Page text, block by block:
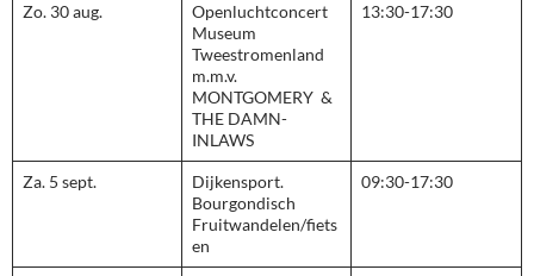
Zo. 30 aug.
Openluchtconcert
Museum
Tweestromenland
m.m.v.
MONTGOMERY &
THE DAMN-
INLAWS
13:30-17:30
Za. 5 sept.
Dijkensport.
Bourgondisch
Fruitwandelen/fiets
en
09:30-17:30